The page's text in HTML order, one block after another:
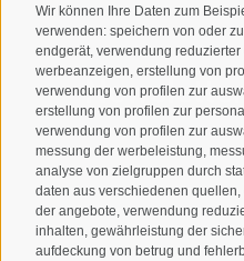
Wir können Ihre Daten zum
verwenden: speichern von oder
endgerät, verwendung
werbeanzeigen, erstellung von
verwendung von profilen zur
erstellung von profilen zur
verwendung von profilen zur
messung der werbeleistung,
analyse von zielgruppen durch
daten aus verschiedenen
der angebote, verwendung
inhalten, gewährleistung der
aufdeckung von betrug und